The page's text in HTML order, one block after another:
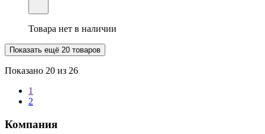
Товара нет в наличии
Показать ещё 20 товаров
Показано 20 из 26
1
2
Компания